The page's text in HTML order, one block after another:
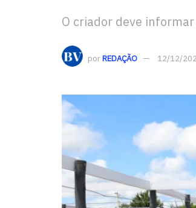
O criador deve
porREDAÇÃO 12/12/